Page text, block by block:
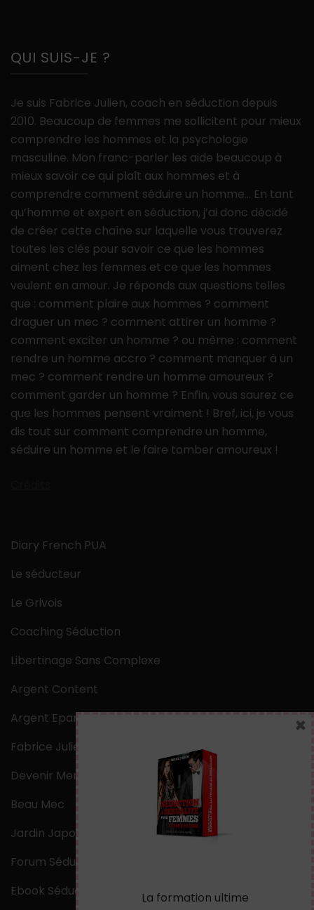
QUI SUIS-JE ?
Je suis Fabrice Julien, coach en séduction depuis
2010. Beaucoup de femmes me sollicitent pour mieux
comprendre les hommes et la psychologie
masculine. Mon franc-parler les aide beaucoup à
mieux savoir ce qui plaît aux hommes et à
comprendre comment séduire un homme… En tant
qu’homme et expert en séduction, j’ai donc décidé
de créer cette chaîne sur laquelle vous trouverez
toutes les clés pour savoir ce que les hommes
aiment chez les femmes et ce que les hommes
veulent en amour. Je réponds aux questions telles
que : comment plaire aux hommes ? comment
draguer un mec ? comment attirer un homme ?
comment exciter un homme ? ou même : comment
rendre un homme accro ? comment manquer à un
mec ? comment rendre un homme amoureux ?
comment garder un homme ? Enfin, vous saurez ce
que les hommes pensent vraiment ! Bref, ici, je vous
dis tout sur comment comprendre un homme,
séduire un homme et le faire tomber amoureux !
Diary French PUA
Le séducteur
Le Grivois
Coaching Séduction
Libertinage Sans Complexe
Argent Content
Argent Epargne
Fabrice Julien
Devenir Mentaliste
Beau Mec
Jardin Japonais Zen
Forum Séduction
Ebook Séduction
La formation ultime
×